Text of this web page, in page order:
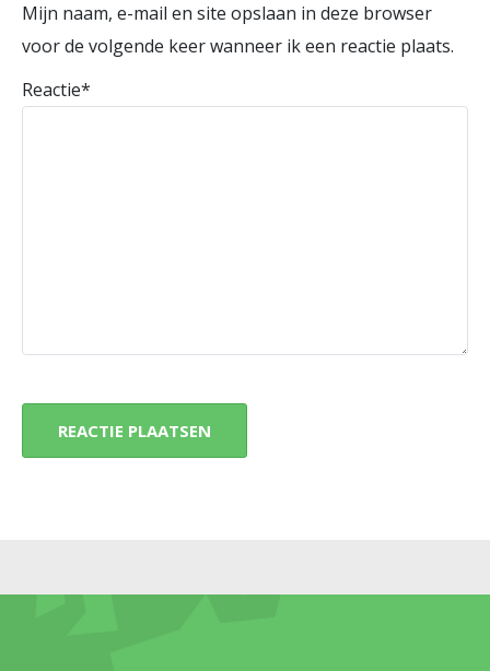
Mijn naam, e-mail en site opslaan in deze browser
voor de volgende keer wanneer ik een reactie plaats.
Reactie*